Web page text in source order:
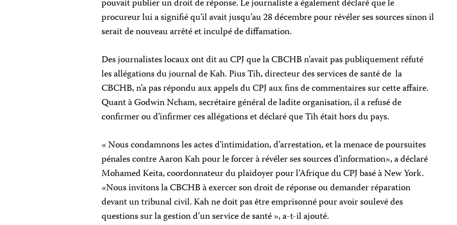
pouvait publier un droit de réponse. Le journaliste a également déclaré que le
procureur lui a signifié qu’il avait jusqu’au 28 décembre pour révéler ses sources sinon il
serait de nouveau arrêté et inculpé de diffamation.
Des journalistes locaux ont dit au CPJ que la CBCHB n’avait pas publiquement réfuté
les allégations du journal de Kah. Pius Tih, directeur des services de santé de la
CBCHB, n’a pas répondu aux appels du CPJ aux fins de commentaires sur cette affaire.
Quant à Godwin Ncham, secrétaire général de ladite organisation, il a refusé de
confirmer ou d’infirmer ces allégations et déclaré que Tih était hors du pays.
« Nous condamnons les actes d’intimidation, d’arrestation, et la menace de poursuites
pénales contre Aaron Kah pour le forcer à révéler ses sources d’information», a déclaré
Mohamed Keita, coordonnateur du plaidoyer pour l’Afrique du CPJ basé à New York.
«Nous invitons la CBCHB à exercer son droit de réponse ou demander réparation
devant un tribunal civil. Kah ne doit pas être emprisonné pour avoir soulevé des
questions sur la gestion d’un service de santé », a-t-il ajouté.